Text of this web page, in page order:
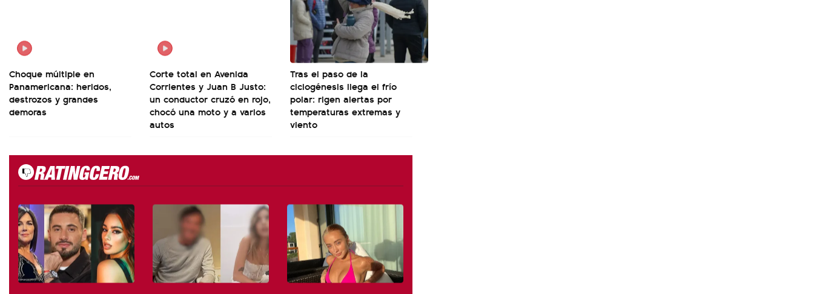
Choque múltiple en
Panamericana: heridos,
destrozos y grandes
demoras
Corte total en Avenida
Corrientes y Juan B Justo:
un conductor cruzó en rojo,
chocó una moto y a varios
autos
Tras el paso de la
ciclogénesis llega el frío
polar: rigen alertas por
temperaturas extremas y
viento